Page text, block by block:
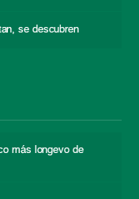
se descubren
más longevo de